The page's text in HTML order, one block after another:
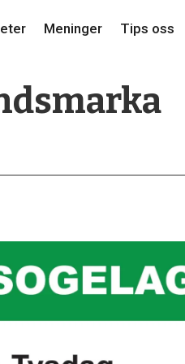
Meninger Tips oss